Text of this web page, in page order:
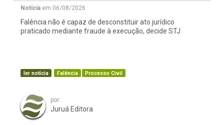
Notícia em 06/08/2026
Falência não é capaz de desconstituir ato jurídico
praticado mediante fraude à execução, decide STJ
ler notícia Falência Processo Civil
por:
Juruá Editora